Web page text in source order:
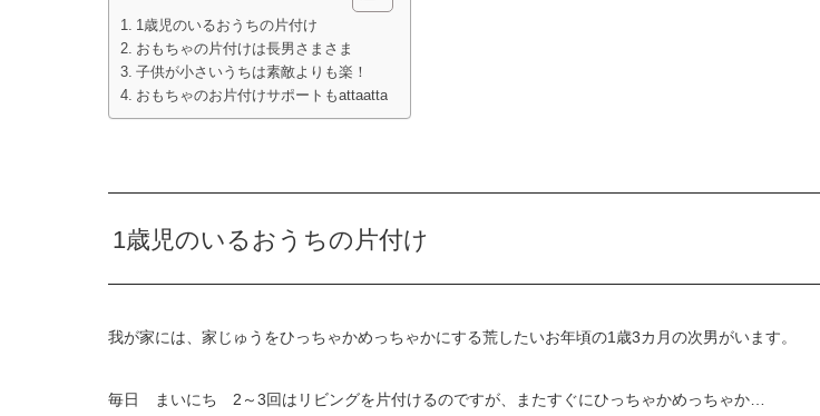
1歳児のいるおうちの片付け
おもちゃの片付けは長男さまさま
子供が小さいうちは素敵よりも楽！
おもちゃのお片付けサポートもattaatta
1歳児のいるおうちの片付け
我が家には、家じゅうをひっちゃかめっちゃかにする荒したいお年頃の1歳3カ月の次男がいます。
毎日 まいにち 2～3回はリビングを片付けるのですが、またすぐにひっちゃかめっちゃか…